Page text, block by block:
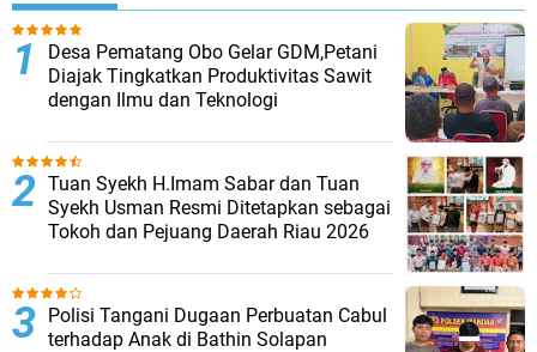
Desa Pematang Obo Gelar GDM,Petani
Diajak Tingkatkan Produktivitas Sawit
dengan Ilmu dan Teknologi
Tuan Syekh H.Imam Sabar dan Tuan
Syekh Usman Resmi Ditetapkan sebagai
Tokoh dan Pejuang Daerah Riau 2026
Polisi Tangani Dugaan Perbuatan Cabul
terhadap Anak di Bathin Solapan